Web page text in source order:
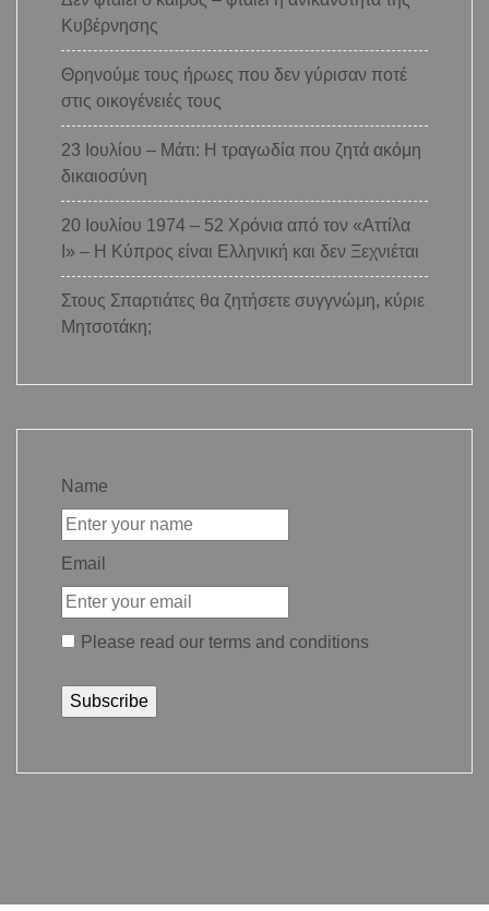
Κυβέρνησης
Θρηνούμε τους ήρωες που δεν γύρισαν ποτέ
στις οικογένειές τους
23 Ιουλίου – Μάτι: Η τραγωδία που ζητά ακόμη
δικαιοσύνη
20 Ιουλίου 1974 – 52 Χρόνια από τον «Αττίλα
Ι» – Η Κύπρος είναι Ελληνική και δεν Ξεχνιέται
Στους Σπαρτιάτες θα ζητήσετε συγγνώμη, κύριε
Μητσοτάκη;
Name
Email
Please read our terms and conditions